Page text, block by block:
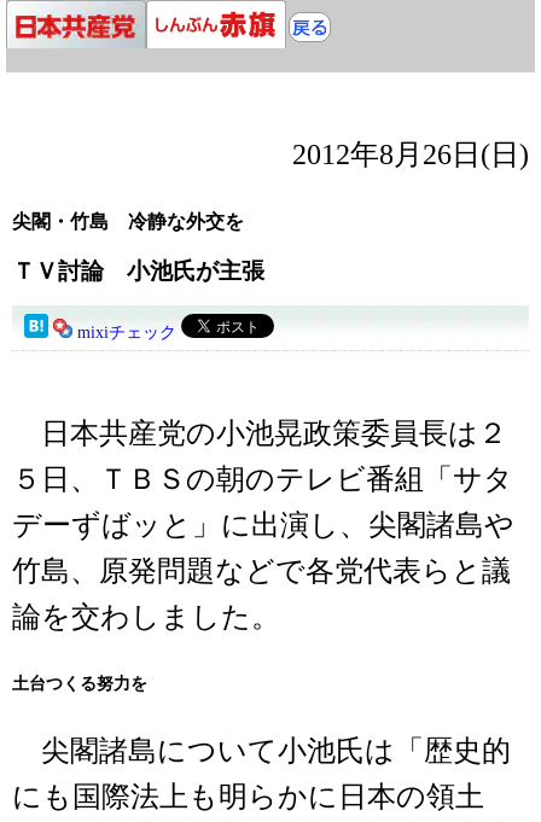
2012年8月26日(日)
尖閣・竹島 冷静な外交を
ＴＶ討論 小池氏が主張
mixiチェック
日本共産党の小池晃政策委員長は２
５日、ＴＢＳの朝のテレビ番組「サタ
デーずばッと」に出演し、尖閣諸島や
竹島、原発問題などで各党代表らと議
論を交わしました。
土台つくる努力を
尖閣諸島について小池氏は「歴史的
にも国際法上も明らかに日本の領土